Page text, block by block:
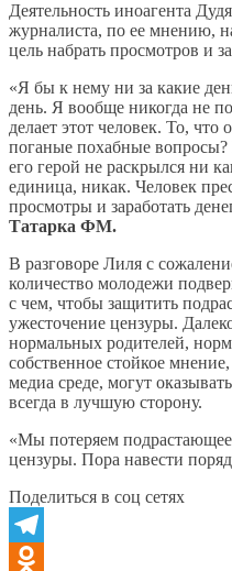
Деятельность иноагента
журналиста, по ее мнению,
цель набрать просмотров и
«Я бы к нему ни за какие
день. Я вообще никогда не
делает этот человек. То, что
поганые похабные
его герой не раскрылся ни
единица, никак. Человек
просмотры и заработать
Татарка ФМ.
В разговоре Лиля с
количество молодежи
с чем, чтобы защитить
ужесточение цензуры.
нормальных родителей,
собственное стойкое
медиа среде, могут
всегда в лучшую сторону.
«Мы потеряем подрастающее
цензуры. Пора навести
Поделиться в соц сетях
Telegram